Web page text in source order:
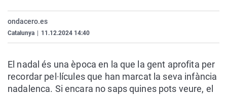
La rosa de los vientos
Como el perro y el
Caso
Equipo de
Operación Viuda
Extremadura
La Rioja
Navarra
País Vasco
Virales
Elecciones
ondacero.es
Catalunya 11.12.2024 14:40
El nadal és una època en la que la gent aprofita per
recordar pel·lícules que han marcat la seva infància
nadalenca. Si encara no saps quines pots veure, el